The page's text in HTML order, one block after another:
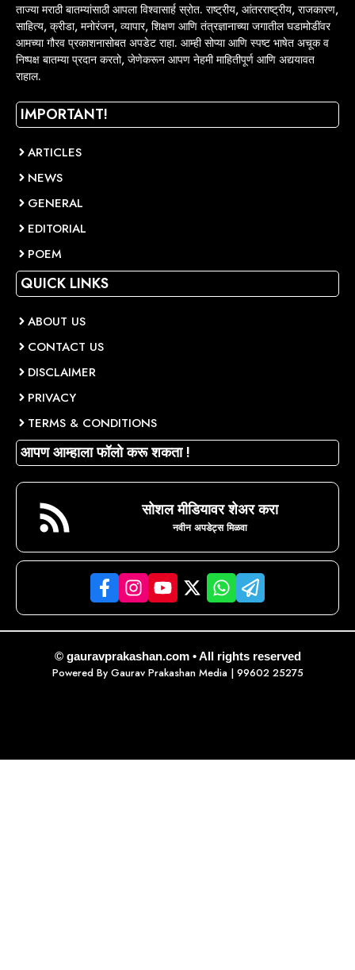
ताज्या मराठी बातम्यांसाठी आपला विश्वासार्ह स्रोत. राष्ट्रीय, आंतरराष्ट्रीय, राजकारण,
साहित्य, क्रीडा, मनोरंजन, व्यापार, शिक्षण आणि तंत्रज्ञानाच्या जगातील घडामोडींवर
आमच्या गौरव प्रकाशनासोबत अपडेट राहा. आम्ही सोप्या आणि स्पष्ट भाषेत अचूक व
निष्पक्ष बातम्या प्रदान करतो, जेणेकरून आपण नेहमी माहितीपूर्ण आणि अद्ययावत
राहाल.
IMPORTANT!
ARTICLES
NEWS
GENERAL
EDITORIAL
POEM
QUICK LINKS
ABOUT US
CONTACT US
DISCLAIMER
PRIVACY
TERMS & CONDITIONS
आपण आम्हाला फॉलो करू शकता !
सोशल मीडियावर शेअर करा
नवीन अपडेट्स मिळवा
© gauravprakashan.com • All rights reserved
Powered By Gaurav Prakashan Media| 99602 25275